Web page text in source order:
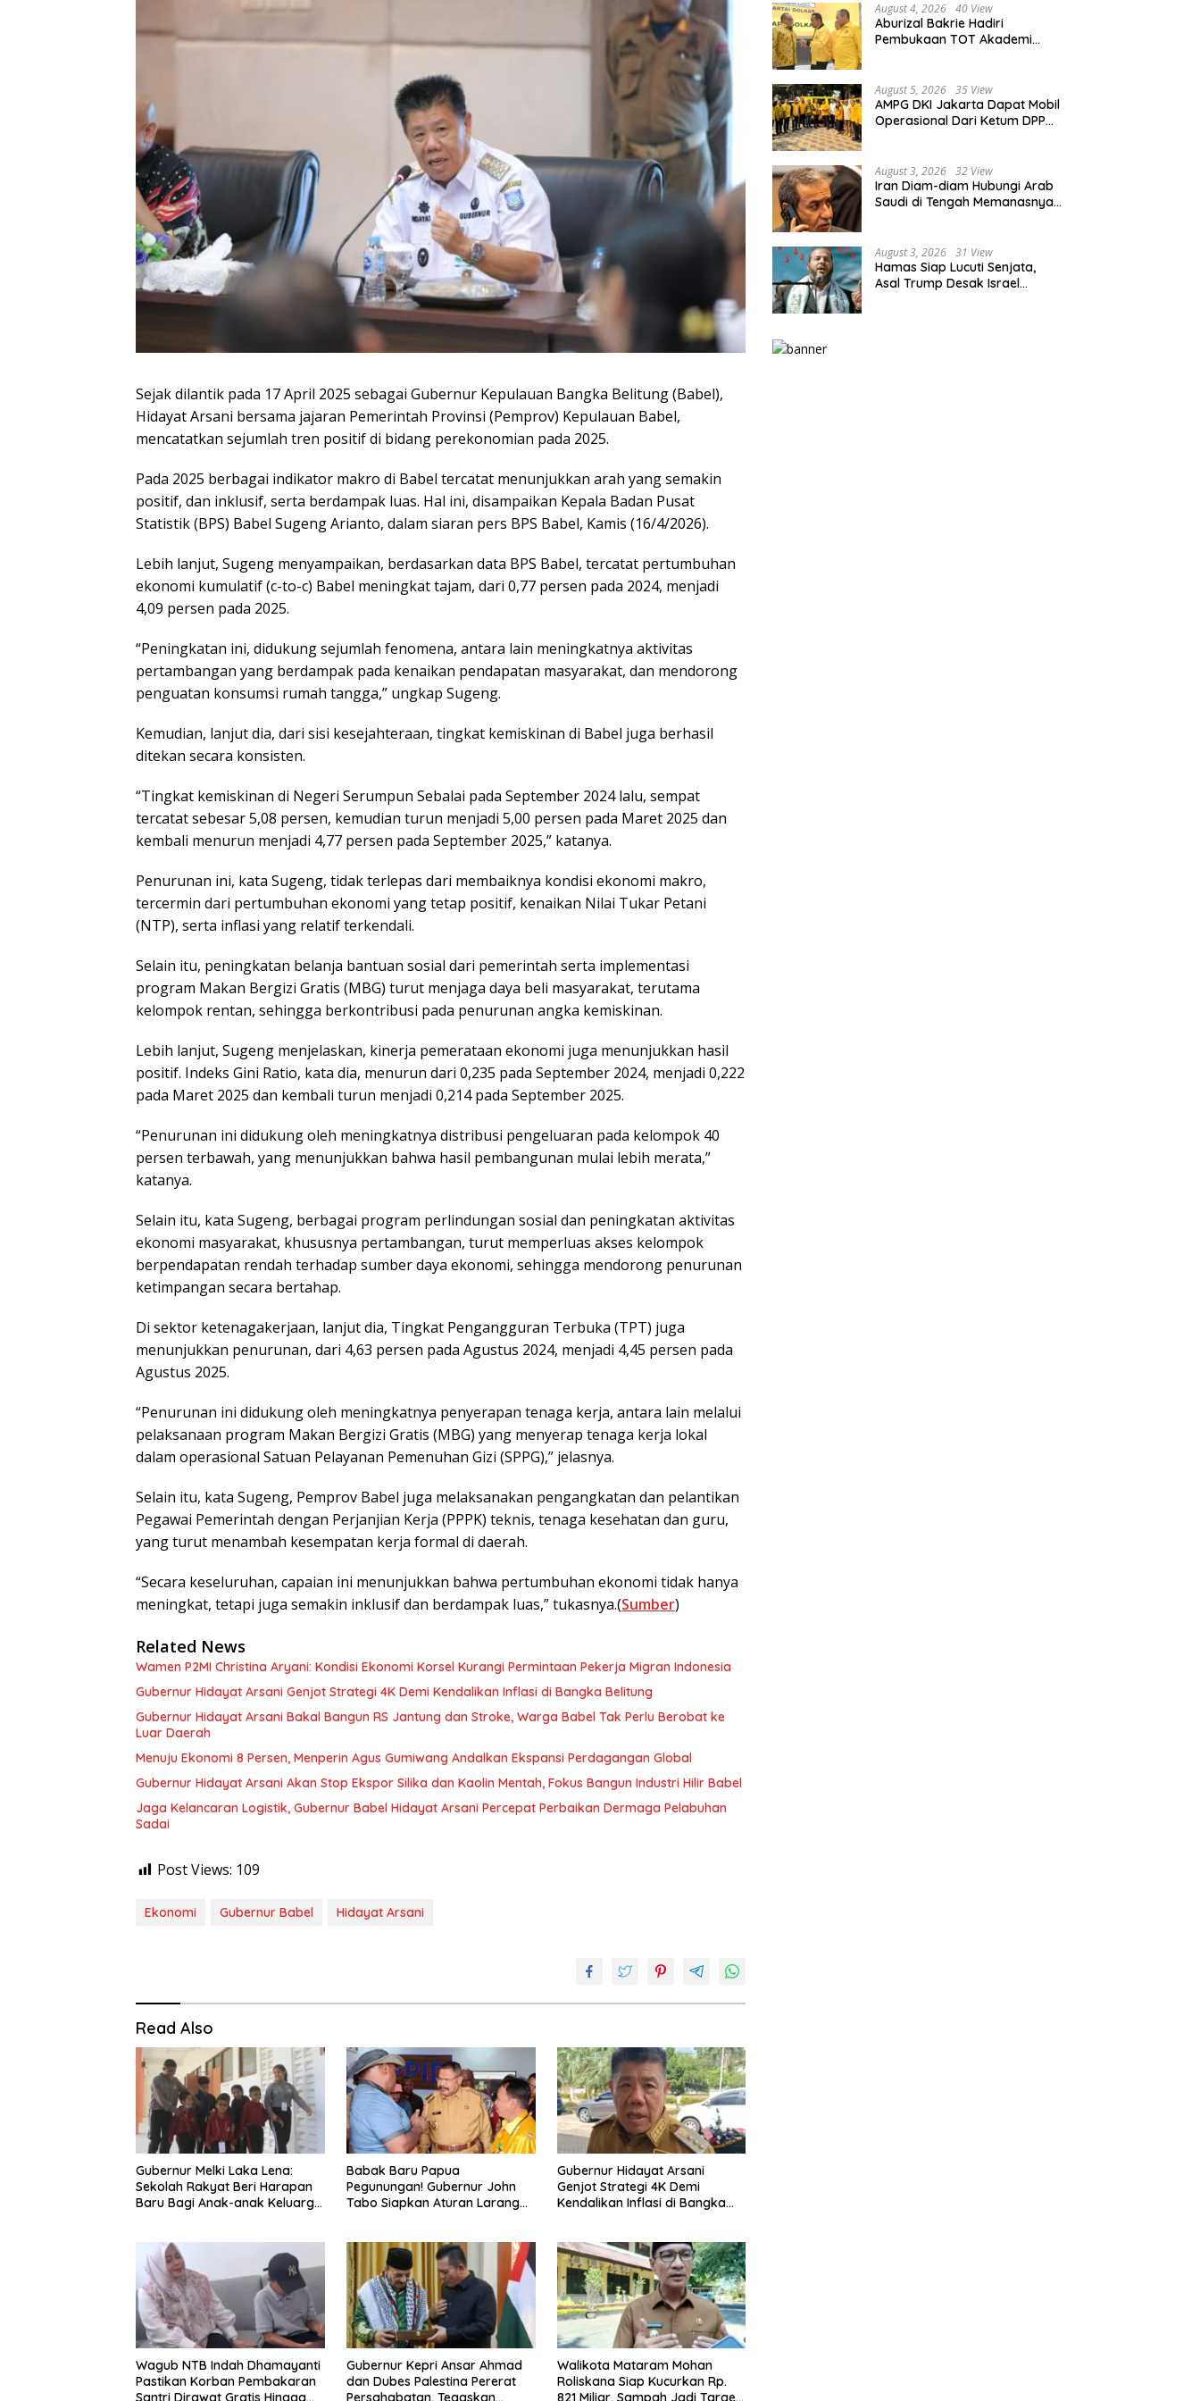
Sejak dilantik pada 17 April 2025 sebagai Gubernur Kepulauan Bangka Belitung (Babel),
Hidayat Arsani bersama jajaran Pemerintah Provinsi (Pemprov) Kepulauan Babel,
mencatatkan sejumlah tren positif di bidang perekonomian pada 2025.
Pada 2025 berbagai indikator makro di Babel tercatat menunjukkan arah yang semakin
positif, dan inklusif, serta berdampak luas. Hal ini, disampaikan Kepala Badan Pusat
Statistik (BPS) Babel Sugeng Arianto, dalam siaran pers BPS Babel, Kamis (16/4/2026).
Lebih lanjut, Sugeng menyampaikan, berdasarkan data BPS Babel, tercatat pertumbuhan
ekonomi kumulatif (c-to-c) Babel meningkat tajam, dari 0,77 persen pada 2024, menjadi
4,09 persen pada 2025.
“Peningkatan ini, didukung sejumlah fenomena, antara lain meningkatnya aktivitas
pertambangan yang berdampak pada kenaikan pendapatan masyarakat, dan mendorong
penguatan konsumsi rumah tangga,” ungkap Sugeng.
Kemudian, lanjut dia, dari sisi kesejahteraan, tingkat kemiskinan di Babel juga berhasil
ditekan secara konsisten.
“Tingkat kemiskinan di Negeri Serumpun Sebalai pada September 2024 lalu, sempat
tercatat sebesar 5,08 persen, kemudian turun menjadi 5,00 persen pada Maret 2025 dan
kembali menurun menjadi 4,77 persen pada September 2025,” katanya.
Penurunan ini, kata Sugeng, tidak terlepas dari membaiknya kondisi ekonomi makro,
tercermin dari pertumbuhan ekonomi yang tetap positif, kenaikan Nilai Tukar Petani
(NTP), serta inflasi yang relatif terkendali.
Selain itu, peningkatan belanja bantuan sosial dari pemerintah serta implementasi
program Makan Bergizi Gratis (MBG) turut menjaga daya beli masyarakat, terutama
kelompok rentan, sehingga berkontribusi pada penurunan angka kemiskinan.
Lebih lanjut, Sugeng menjelaskan, kinerja pemerataan ekonomi juga menunjukkan hasil
positif. Indeks Gini Ratio, kata dia, menurun dari 0,235 pada September 2024, menjadi 0,222
pada Maret 2025 dan kembali turun menjadi 0,214 pada September 2025.
“Penurunan ini didukung oleh meningkatnya distribusi pengeluaran pada kelompok 40
persen terbawah, yang menunjukkan bahwa hasil pembangunan mulai lebih merata,”
katanya.
Selain itu, kata Sugeng, berbagai program perlindungan sosial dan peningkatan aktivitas
ekonomi masyarakat, khususnya pertambangan, turut memperluas akses kelompok
berpendapatan rendah terhadap sumber daya ekonomi, sehingga mendorong penurunan
ketimpangan secara bertahap.
Di sektor ketenagakerjaan, lanjut dia, Tingkat Pengangguran Terbuka (TPT) juga
menunjukkan penurunan, dari 4,63 persen pada Agustus 2024, menjadi 4,45 persen pada
Agustus 2025.
“Penurunan ini didukung oleh meningkatnya penyerapan tenaga kerja, antara lain melalui
pelaksanaan program Makan Bergizi Gratis (MBG) yang menyerap tenaga kerja lokal
dalam operasional Satuan Pelayanan Pemenuhan Gizi (SPPG),” jelasnya.
Selain itu, kata Sugeng, Pemprov Babel juga melaksanakan pengangkatan dan pelantikan
Pegawai Pemerintah dengan Perjanjian Kerja (PPPK) teknis, tenaga kesehatan dan guru,
yang turut menambah kesempatan kerja formal di daerah.
“Secara keseluruhan, capaian ini menunjukkan bahwa pertumbuhan ekonomi tidak hanya
meningkat, tetapi juga semakin inklusif dan berdampak luas,” tukasnya.(Sumber)
Related News
Wamen P2MI Christina Aryani: Kondisi Ekonomi Korsel Kurangi Permintaan Pekerja Migran Indonesia
Gubernur Hidayat Arsani Genjot Strategi 4K Demi Kendalikan Inflasi di Bangka Belitung
Gubernur Hidayat Arsani Bakal Bangun RS Jantung dan Stroke, Warga Babel Tak Perlu Berobat ke
Luar Daerah
Menuju Ekonomi 8 Persen, Menperin Agus Gumiwang Andalkan Ekspansi Perdagangan Global
Gubernur Hidayat Arsani Akan Stop Ekspor Silika dan Kaolin Mentah, Fokus Bangun Industri Hilir Babel
Jaga Kelancaran Logistik, Gubernur Babel Hidayat Arsani Percepat Perbaikan Dermaga Pelabuhan
Sadai
Post Views: 109
Ekonomi Gubernur Babel Hidayat Arsani
Read Also
Gubernur Melki Laka Lena:
Sekolah Rakyat Beri Harapan
Baru Bagi Anak-anak Keluarga
Babak Baru Papua
Pegunungan! Gubernur John
Tabo Siapkan Aturan Larangan
Gubernur Hidayat Arsani
Genjot Strategi 4K Demi
Kendalikan Inflasi di Bangka
Wagub NTB Indah Dhamayanti
Pastikan Korban Pembakaran
Santri Dirawat Gratis Hingga
Gubernur Kepri Ansar Ahmad
dan Dubes Palestina Pererat
Persahabatan, Tegaskan
Walikota Mataram Mohan
Roliskana Siap Kucurkan Rp.
821 Miliar, Sampah Jadi Target
August 4, 2026 40 View
Aburizal Bakrie Hadiri
Pembukaan TOT Akademi
Berkualitas
August 5, 2026 35 View
AMPG DKI Jakarta Dapat Mobil
Operasional Dari Ketum DPP
August 3, 2026 32 View
Iran Diam-diam Hubungi Arab
Saudi di Tengah Memanasnya
August 3, 2026 31 View
Hamas Siap Lucuti Senjata,
Asal Trump Desak Israel